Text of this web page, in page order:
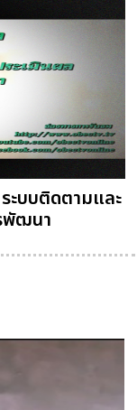
ะบบติดตามและ
พัฒนา